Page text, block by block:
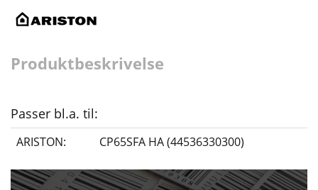
Produktbeskrivelse
Passer bl.a. til:
ARISTON: CP65SFA HA (44536330300)